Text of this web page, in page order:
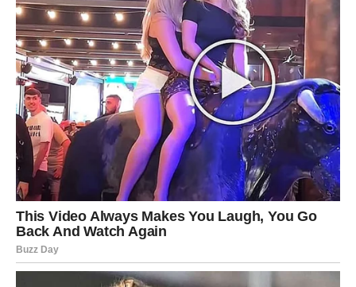
Najviše razloga za slavlje imajuRakovi, Lavovi i Vodolije
,
kojima sudbina donosi prilike i događaje o kojima su dugo
maštali.
Ponekad je potrebno mnogo strpljenja da bismo stigli do
sreće. Ali kada konačno dođe, shvatimo da je vrijedilo
čekati svaki trenutak.